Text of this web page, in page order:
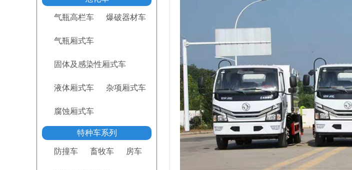
气瓶高栏车 爆破器材车
气瓶厢式车
固体及感染性厢式车
液体厢式车 杂项厢式车
腐蚀厢式车
特种车系列
防撞车 畜牧车 房车